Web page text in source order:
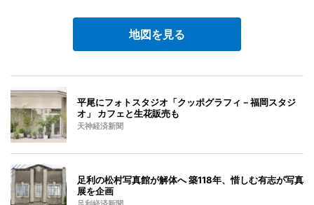
地図を見る
平尾にフォトスタジオ「クッポグラフィ－福岡スタジ
オ」 カフェと生花販売も
天神経済新聞
足利の松村写真館が解体へ 築118年、惜しむ有志が写真
展を企画